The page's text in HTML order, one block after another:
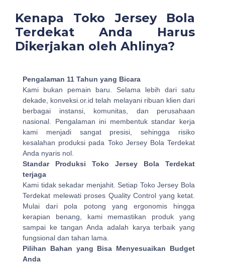
Kenapa Toko Jersey Bola
Terdekat Anda Harus
Dikerjakan oleh Ahlinya?
Pengalaman 11 Tahun yang Bicara
Kami bukan pemain baru. Selama lebih dari satu
dekade, konveksi.or.id telah melayani ribuan klien dari
berbagai instansi, komunitas, dan perusahaan
nasional. Pengalaman ini membentuk standar kerja
kami menjadi sangat presisi, sehingga risiko
kesalahan produksi pada Toko Jersey Bola Terdekat
Anda nyaris nol.
Standar Produksi Toko Jersey Bola Terdekat
terjaga
Kami tidak sekadar menjahit. Setiap Toko Jersey Bola
Terdekat melewati proses Quality Control yang ketat.
Mulai dari pola potong yang ergonomis hingga
kerapian benang, kami memastikan produk yang
sampai ke tangan Anda adalah karya terbaik yang
fungsional dan tahan lama.
Pilihan Bahan yang Bisa Menyesuaikan Budget
Anda